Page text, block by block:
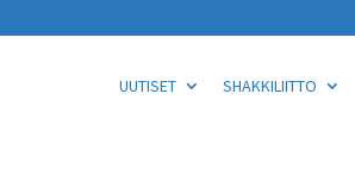
UUTISET SHAKKILIITTO